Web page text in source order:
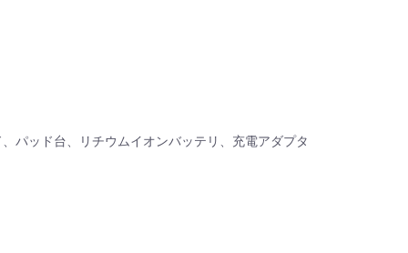
パッド台、リチウムイオンバッテリ、充電アダプタ